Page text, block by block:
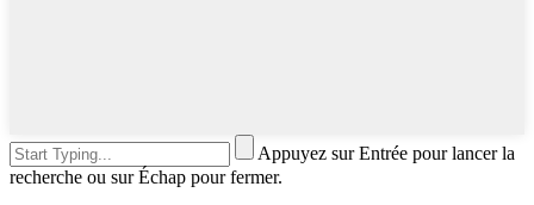
Appuyez sur Entrée pour lancer la
recherche ou sur Échap pour fermer.